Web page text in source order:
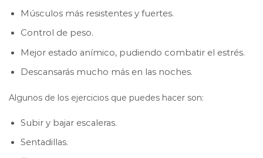
Músculos más resistentes y fuertes.
Control de peso.
Mejor estado anímico, pudiendo combatir el estrés.
Descansarás mucho más en las noches.
Algunos de los ejercicios que puedes hacer son:
Subir y bajar escaleras.
Sentadillas.